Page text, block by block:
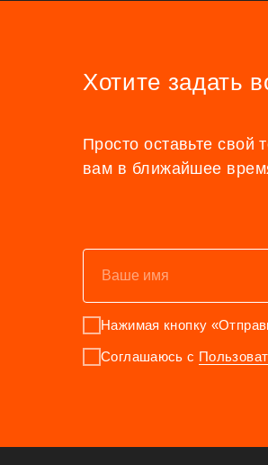
Хотите задать
Просто оставьте свой
вам в ближайшее
Нажимая кнопку
Соглашаюсь с